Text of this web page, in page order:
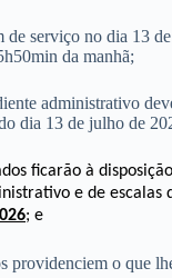
de serviço no dia 13
da manhã;
administrativo
dia 13 de julho de
ficarão à
e de escalas
; e
providenciem o que